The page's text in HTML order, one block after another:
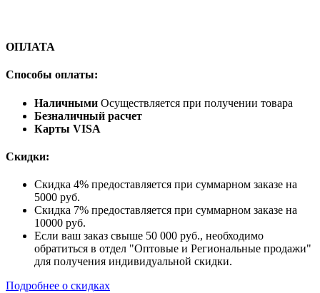
ОПЛАТА
Способы оплаты:
Наличными Осуществляется при получении товара
Безналичный расчет
Карты VISA
Скидки:
Скидка 4% предоставляется при суммарном заказе на
5000 руб.
Скидка 7% предоставляется при суммарном заказе на
10000 руб.
Если ваш заказ свыше 50 000 руб., необходимо
обратиться в отдел "Оптовые и Региональные продажи"
для получения индивидуальной скидки.
Подробнее о скидках